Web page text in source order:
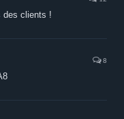
des clients !
8